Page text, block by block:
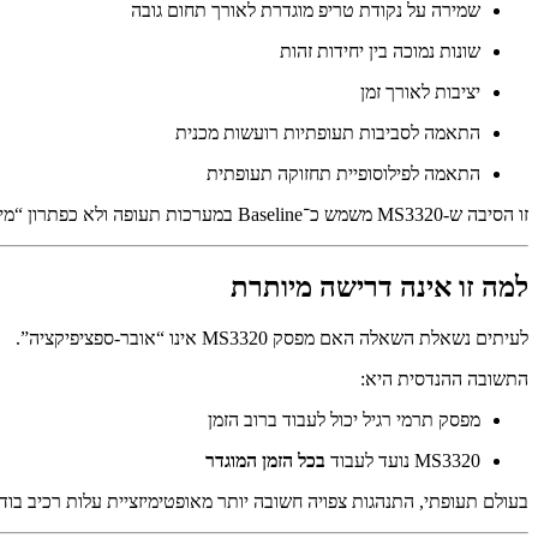
שמירה על נקודת טריפ מוגדרת לאורך תחום גובה
שונות נמוכה בין יחידות זהות
יציבות לאורך זמן
התאמה לסביבות תעופתיות רועשות מכנית
התאמה לפילוסופיית תחזוקה תעופתית
זו הסיבה ש-MS3320 משמש כ־Baseline במערכות תעופה ולא כפתרון “מיוחד”.
למה זו אינה דרישה מיותרת
לעיתים נשאלת השאלה האם מפסק MS3320 אינו “אובר-ספציפיקציה”.
התשובה ההנדסית היא:
מפסק תרמי רגיל יכול לעבוד ברוב הזמן
MS3320 נועד לעבוד
בכל הזמן המוגדר
בעולם תעופתי, התנהגות צפויה חשובה יותר מאופטימיזציית עלות רכיב